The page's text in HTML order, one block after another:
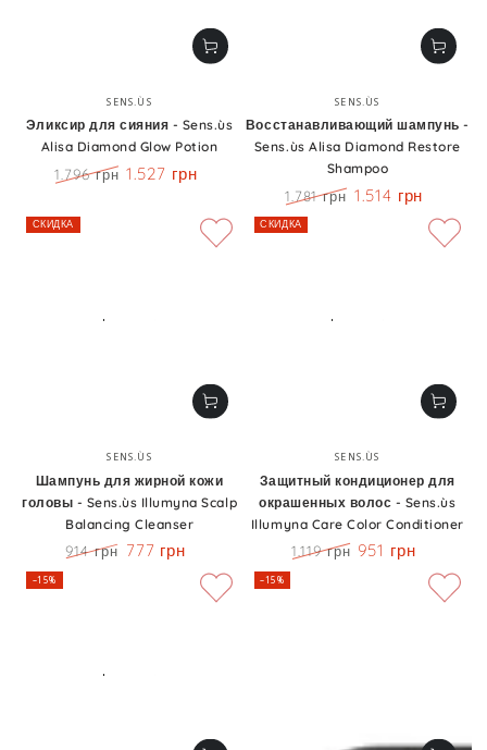
Бренд:
SENS.ÙS
Эликсир для сияния - Sens.ùs
Alisa Diamond Glow Potion
1.796 грн 1.527 грн
Бренд:
SENS.ÙS
Восстанавливающий шампунь -
Sens.ùs Alisa Diamond Restore
Shampoo
Цена
1.781 грн 1.514 грн
Бренд:
SENS.ÙS
Шампунь для жирной кожи
головы - Sens.ùs Illumyna Scalp
Balancing Cleanser
914 грн 777 грн
СКИДКА
Бренд:
SENS.ÙS
Защитный кондиционер для
окрашенных волос - Sens.ùs
Illumyna Care Color Conditioner
1.119 грн 951 грн
СКИДКА
–15% –15%